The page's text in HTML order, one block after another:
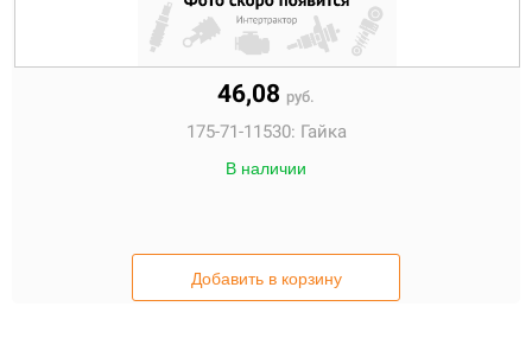
46,08 руб.
175-71-11530: Гайка
В наличии
Добавить в корзину